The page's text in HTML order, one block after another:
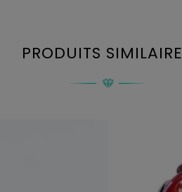
PRODUITS